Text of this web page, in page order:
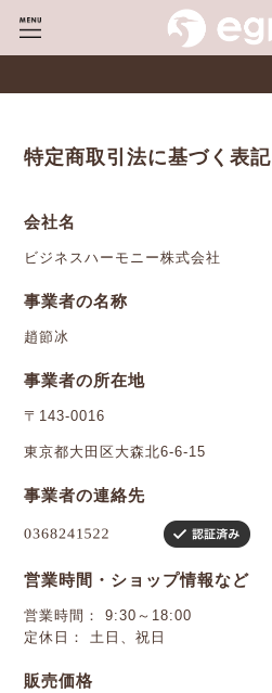
特定商取引法に基づく表記
会社名
ビジネスハーモニー株式会社
事業者の名称
趙節冰
事業者の所在地
〒143-0016
東京都大田区大森北6-6-15
事業者の連絡先
営業時間・ショップ情報など
営業時間： 9:30～18:00
定休日： 土日、祝日
販売価格